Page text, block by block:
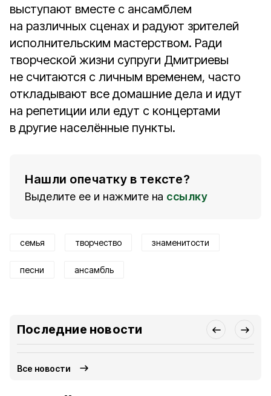
выступают вместе с ансамблем
на различных сценах и радуют зрителей
исполнительским мастерством. Ради
творческой жизни супруги Дмитриевы
не считаются с личным временем, часто
откладывают все домашние дела и идут
на репетиции или едут с концертами
в другие населённые пункты.
Нашли опечатку в тексте?
Выделите ее и нажмите на ссылку
семья творчество знаменитости
песни ансамбль
Последние новости
Все новости